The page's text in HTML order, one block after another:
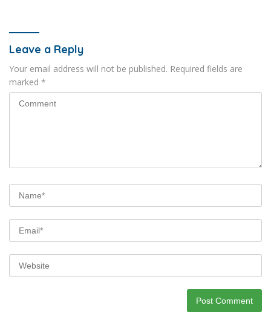
Leave a Reply
Your email address will not be published. Required fields are
marked *